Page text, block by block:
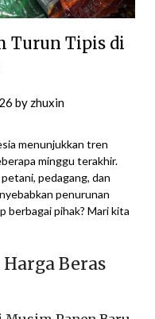
Turun Tipis di
by zhuxin
menunjukkan tren
minggu terakhir.
pedagang, dan
penurunan
berbagai pihak? Mari kita
Beras